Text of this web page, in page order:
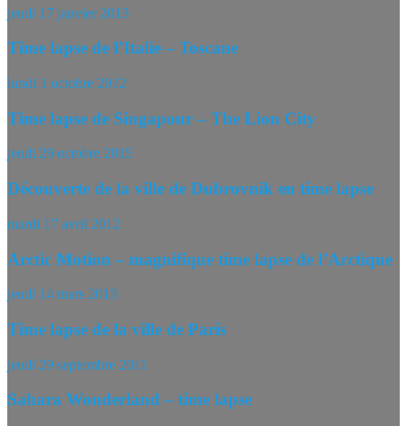
jeudi 17 janvier 2013
Time lapse de l’Italie – Toscane
lundi 1 octobre 2012
Time lapse de Singapour – The Lion City
jeudi 29 octobre 2015
Découverte de la ville de Dubrovnik en time lapse
mardi 17 avril 2012
Arctic Motion – magnifique time lapse de l’Arctique
jeudi 14 mars 2013
Time lapse de la ville de Paris
jeudi 29 septembre 2011
Sahara Wonderland – time lapse